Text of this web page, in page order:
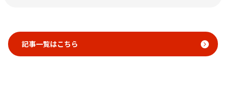
記事一覧はこちら